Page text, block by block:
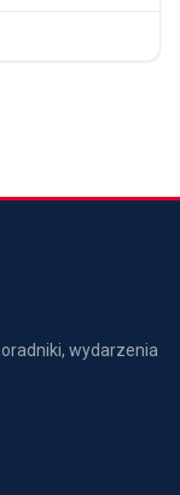
wydarzenia